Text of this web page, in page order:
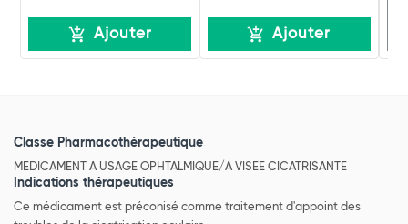
Ajouter Ajouter
Classe Pharmacothérapeutique
MEDICAMENT A USAGE OPHTALMIQUE/A VISEE CICATRISANTE
Indications thérapeutiques
Ce médicament est préconisé comme traitement d'appoint des